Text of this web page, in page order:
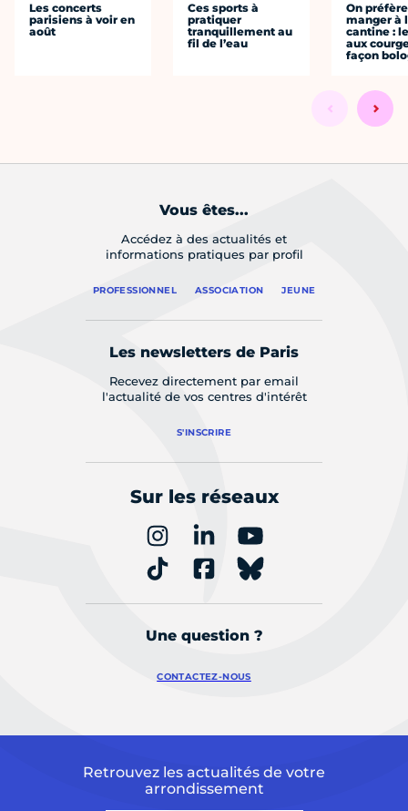
Les concerts
parisiens à voir en
août
Ces sports à
pratiquer
tranquillement au
fil de l’eau
On préfère
manger à
cantine :
aux
façon
Vous êtes...
Accédez à des actualités et
informations pratiques par profil
PROFESSIONNEL ASSOCIATION JEUNE
Les newsletters de Paris
Recevez directement par email
l'actualité de vos centres d'intérêt
S'INSCRIRE
Sur les réseaux
Une question ?
CONTACTEZ-NOUS
Retrouvez les actualités de votre
arrondissement